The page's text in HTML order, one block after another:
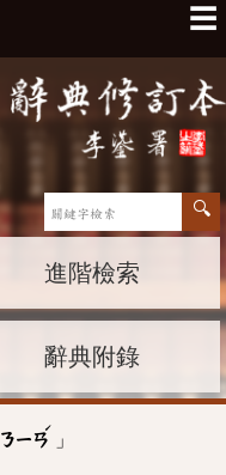
☰
進階檢索
辭典附錄
ㄋㄧㄢ
ˊ
」